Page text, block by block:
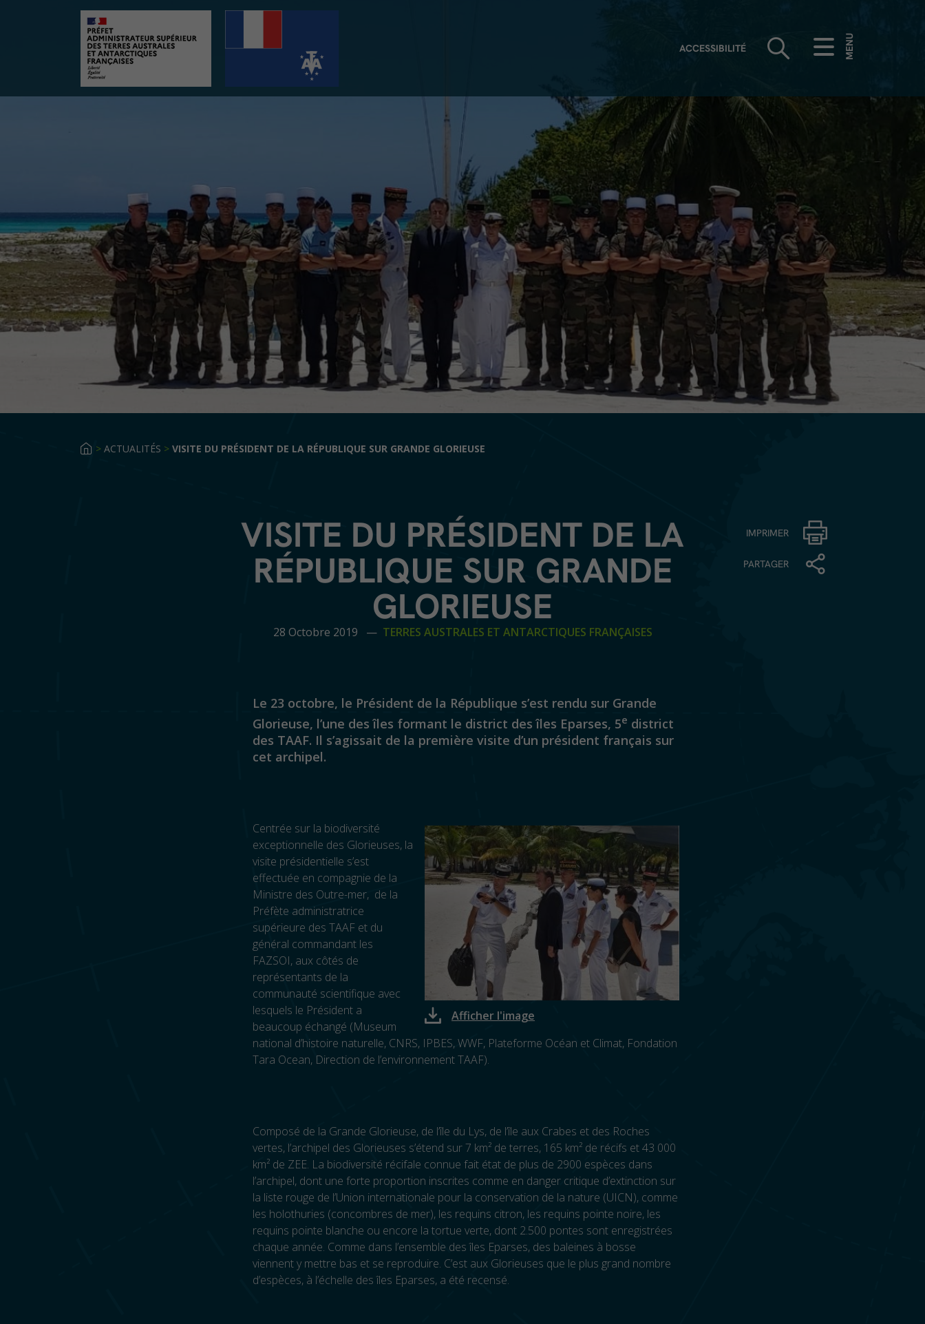
ACCESSIBILITÉ MENU
> ACTUALITÉS > VISITE DU PRÉSIDENT DE LA RÉPUBLIQUE SUR GRANDE GLORIEUSE
VISITE DU PRÉSIDENT DE LA
RÉPUBLIQUE SUR GRANDE
GLORIEUSE
28 Octobre 2019 — TERRES AUSTRALES ET ANTARCTIQUES FRANÇAISES
IMPRIMER
PARTAGER
Le 23 octobre, le Président de la République s’est rendu sur Grande
Glorieuse, l’une des îles formant le district des îles Eparses, 5e district
des TAAF. Il s’agissait de la première visite d’un président français sur
cet archipel.
Afficher l'image
Centrée sur la biodiversité
exceptionnelle des Glorieuses, la
visite présidentielle s’est
effectuée en compagnie de la
Ministre des Outre-mer, de la
Préfète administratrice
supérieure des TAAF et du
général commandant les
FAZSOI, aux côtés de
représentants de la
communauté scientifique avec
lesquels le Président a
beaucoup échangé (Museum
national d’histoire naturelle, CNRS, IPBES, WWF, Plateforme Océan et Climat, Fondation
Tara Ocean, Direction de l’environnement TAAF).
Composé de la Grande Glorieuse, de l’île du Lys, de l’île aux Crabes et des Roches
vertes, l’archipel des Glorieuses s’étend sur 7 km² de terres, 165 km² de récifs et 43 000
km² de ZEE. La biodiversité récifale connue fait état de plus de 2900 espèces dans
l’archipel, dont une forte proportion inscrites comme en danger critique d’extinction sur
la liste rouge de l’Union internationale pour la conservation de la nature (UICN), comme
les holothuries (concombres de mer), les requins citron, les requins pointe noire, les
requins pointe blanche ou encore la tortue verte, dont 2.500 pontes sont enregistrées
chaque année. Comme dans l’ensemble des îles Eparses, des baleines à bosse
viennent y mettre bas et se reproduire. C’est aux Glorieuses que le plus grand nombre
d’espèces, à l’échelle des îles Eparses, a été recensé.